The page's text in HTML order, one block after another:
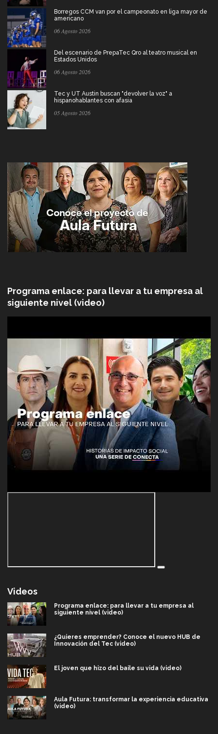
Borregos CCM van por el campeonato en liga mayor de
americano
06 Agosto 2026
Del escenario de PrepaTec Qro al teatro musical en
Estados Unidos
06 Agosto 2026
Tec y UT Austin buscan "devolver la voz" a
hispanohablantes con afasia
05 Agosto 2026
Programa enlace: para llevar a tu empresa al
siguiente nivel (video)
Videos
Programa enlace: para llevar a tu empresa al
siguiente nivel (video)
¿Quieres emprender? Conoce el nuevo HUB de
Innovación del Tec (video)
El joven que hizo del baile su vida (video)
Aula Futura: transformar la experiencia educativa
(video)